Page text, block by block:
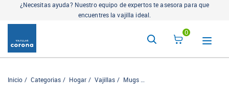
¿Necesitas ayuda? Nuestro equipo de expertos te asesora para que
encuentres la vajilla ideal.
0
Inicio Categorias Hogar Vajillas Mugs